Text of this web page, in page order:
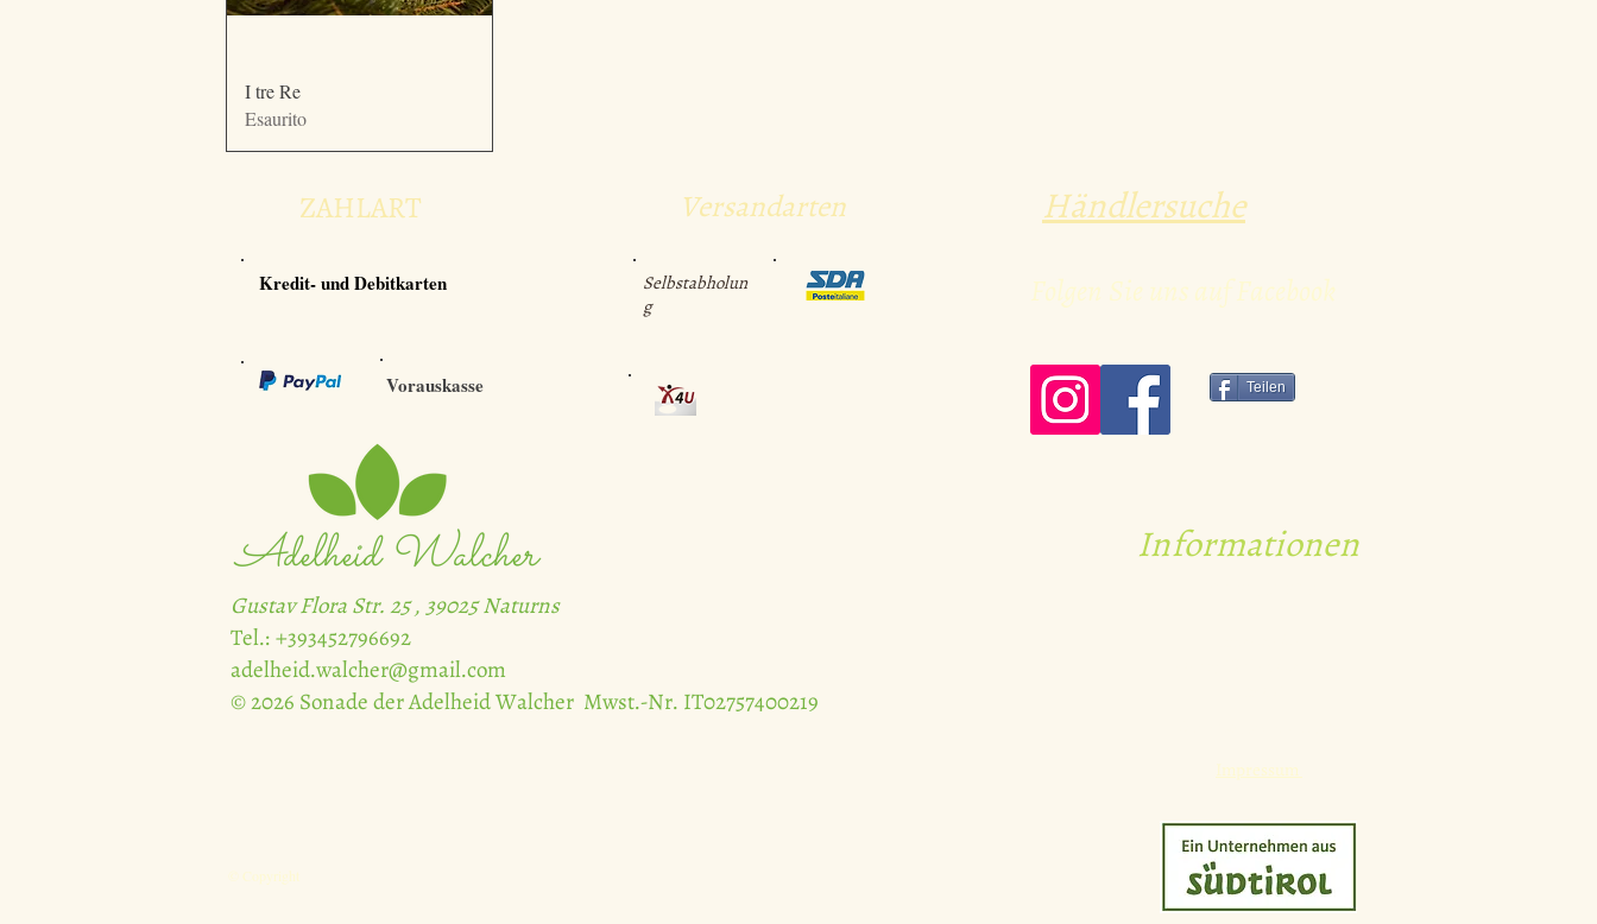
I tre Re
Esaurito
ZAHLART Versandarten
Kredit- und Debitkarten
Vorauskasse
Selbstabholun
g
Gustav Flora Str. 25 , 39025 Naturns
Tel.: +393452796692
adelheid.walcher@gmail.com
© 2026 Sonade der Adelheid Walcher Mwst.-Nr. IT02757400219
Adelheid Walcher
© Copyright
Händlersuche
Folgen Sie uns auf Facebook
Teilen
Informationen
Impressum